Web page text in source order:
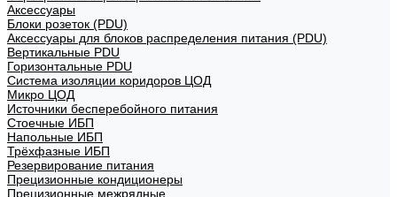
Аксессуары
Блоки розеток (PDU)
Аксессуары для блоков распределения питания (PDU)
Вертикальные PDU
Горизонтальные PDU
Система изоляции коридоров ЦОД
Микро ЦОД
Источники бесперебойного питания
Стоечные ИБП
Напольные ИБП
Трёхфазные ИБП
Резервирование питания
Прецизионные кондиционеры
Прецизионные межрядные